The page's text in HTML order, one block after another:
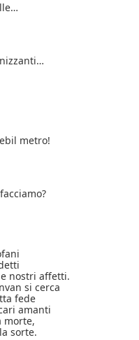
metro!
nostri affetti.
si cerca
fede
amanti
morte,
sorte.